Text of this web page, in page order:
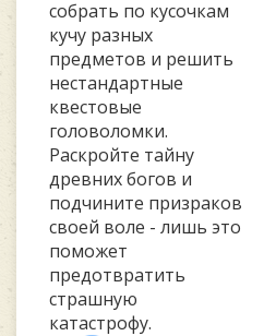
собрать по кусочкам
кучу разных
предметов и решить
нестандартные
квестовые
головоломки.
Раскройте тайну
древних богов и
подчините призраков
своей воле - лишь это
поможет
предотвратить
страшную
катастрофу.